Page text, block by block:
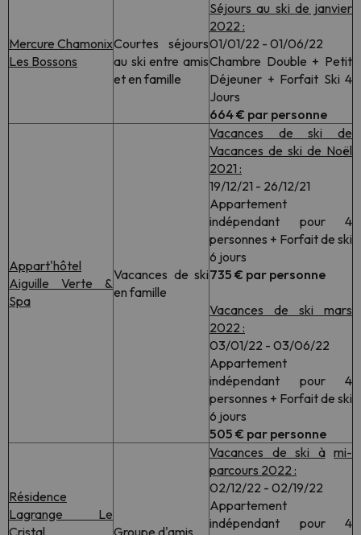
Mercure Chamonix
Les Bossons
Courtes séjours
au ski entre amis
et en famille
Séjours au ski de janvier
2022 :
01/01/22 - 01/06/22
Chambre Double + Petit
Déjeuner + Forfait Ski 4
Jours
664 € par personne
Appart'hôtel
Aiguille Verte &
Spa
Vacances de ski
en famille
Vacances de ski de
Vacances de ski de Noël
2021 :
19/12/21 - 26/12/21
Appartement
indépendant pour 4
personnes + Forfait de ski
6 jours
735 € par personne
Vacances de ski mars
2022 :
03/01/22 - 03/06/22
Appartement
indépendant pour 4
personnes + Forfait de ski
6 jours
505 € par personne
Résidence
Lagrange Le
Cristal
Groupe d'amis
Vacances de ski à mi-
parcours 2022 :
02/12/22 - 02/19/22
Appartement
indépendant pour 4